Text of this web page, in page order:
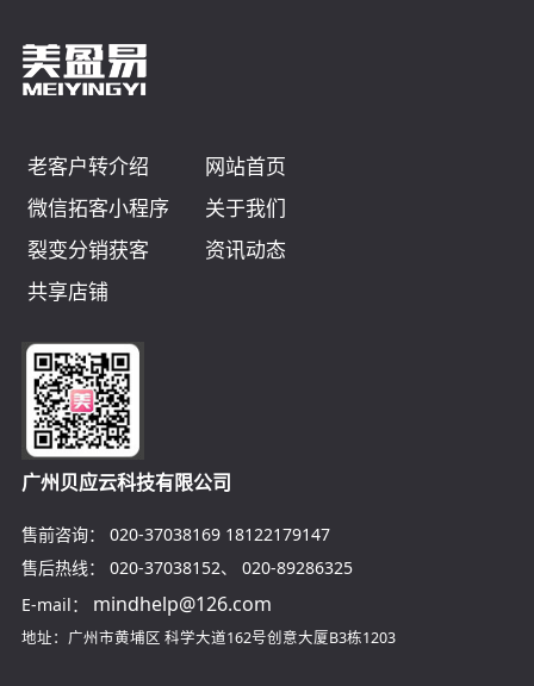
老客户转介绍
网站首页
微信拓客小程序
关于我们
裂变分销获客
资讯动态
共享店铺
广州贝应云科技有限公司
售前咨询： 020-37038169 18122179147
售后热线：
020-37038152、 020-89286325
E-mail：
mindhelp@126.com
地址：广州市黄埔区 科学大道162号创意大厦B3栋1203